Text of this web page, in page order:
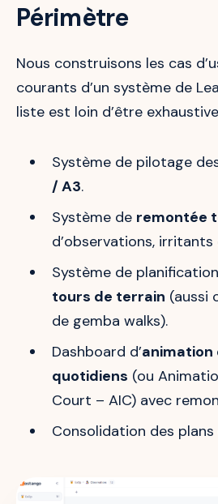
Périmètre
Nous construisons les cas
courants d’un système de
liste est loin d’être
Système de pilotage
/ A3.
Système de remontée
d’observations,
Système de
tours de terrain (aussi
de gemba walks).
Dashboard d’animation
quotidiens (ou
Court – AIC) avec
Consolidation des plans